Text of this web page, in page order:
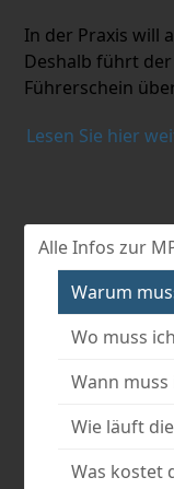
In der Praxis will
Deshalb führt
Führerschein
Lesen Sie hier
Alle Infos zur
Warum
Wo muss
Wann muss
Wie läuft
Was kostet